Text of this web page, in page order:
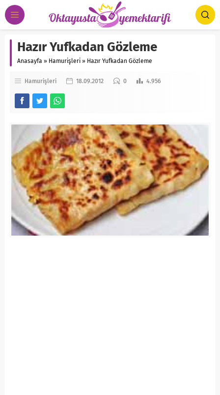
Hazır Yufkadan Gözleme
Anasayfa » Hamurişleri » Hazır Yufkadan Gözleme
Hamurişleri 18.09.2012 0 4.956